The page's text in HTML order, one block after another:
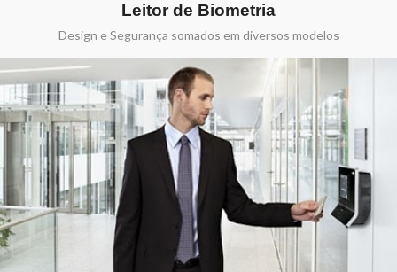
Leitor de Biometria
Design e Segurança somados em diversos modelos